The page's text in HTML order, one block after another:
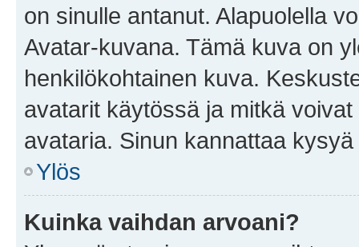
on sinulle antanut. Alapuolella
Avatar-kuvana. Tämä kuva on
henkilökohtainen kuva.
avatarit käytössä ja mitkä
avataria. Sinun kannattaa
Ylös
Kuinka vaihdan arvoani?